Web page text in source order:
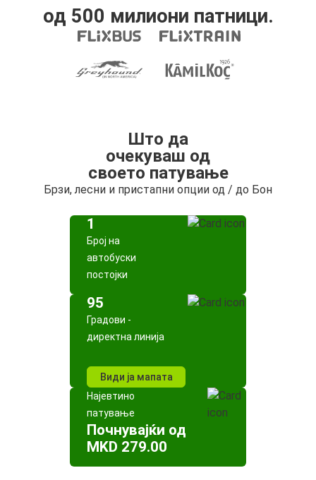
од 500 милиони патници.
Што да
очекуваш од
своето патување
Брзи, лесни и пристапни опции од / до Бон
1
Број на
автобуски
постојки
95
Градови -
директна линија
Види ја мапата
Најевтино
патување
Почнувајќи од
MKD 279.00